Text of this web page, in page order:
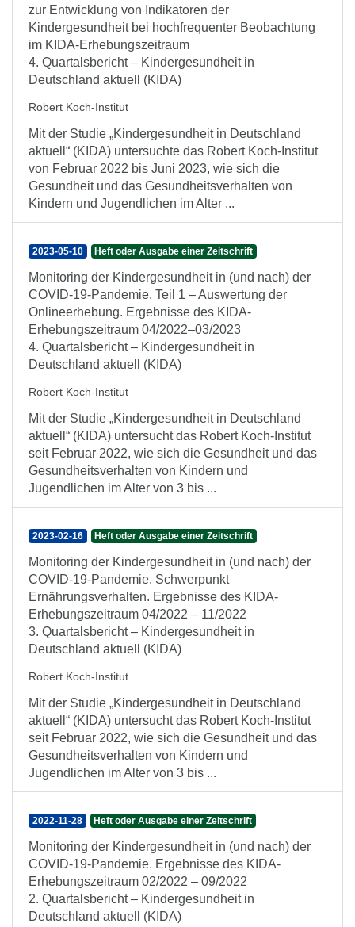
zur Entwicklung von Indikatoren der
Kindergesundheit bei hochfrequenter Beobachtung
im KIDA-Erhebungszeitraum
4. Quartalsbericht – Kindergesundheit in
Deutschland aktuell (KIDA)
Robert Koch-Institut
Mit der Studie „Kindergesundheit in Deutschland
aktuell“ (KIDA) untersuchte das Robert Koch-Institut
von Februar 2022 bis Juni 2023, wie sich die
Gesundheit und das Gesundheitsverhalten von
Kindern und Jugendlichen im Alter ...
2023-05-10 Heft oder Ausgabe einer Zeitschrift
Monitoring der Kindergesundheit in (und nach) der
COVID-19-Pandemie. Teil 1 – Auswertung der
Onlineerhebung. Ergebnisse des KIDA-
Erhebungszeitraum 04/2022–03/2023
4. Quartalsbericht – Kindergesundheit in
Deutschland aktuell (KIDA)
Robert Koch-Institut
Mit der Studie „Kindergesundheit in Deutschland
aktuell“ (KIDA) untersucht das Robert Koch-Institut
seit Februar 2022, wie sich die Gesundheit und das
Gesundheitsverhalten von Kindern und
Jugendlichen im Alter von 3 bis ...
2023-02-16 Heft oder Ausgabe einer Zeitschrift
Monitoring der Kindergesundheit in (und nach) der
COVID-19-Pandemie. Schwerpunkt
Ernährungsverhalten. Ergebnisse des KIDA-
Erhebungszeitraum 04/2022 – 11/2022
3. Quartalsbericht – Kindergesundheit in
Deutschland aktuell (KIDA)
Robert Koch-Institut
Mit der Studie „Kindergesundheit in Deutschland
aktuell“ (KIDA) untersucht das Robert Koch-Institut
seit Februar 2022, wie sich die Gesundheit und das
Gesundheitsverhalten von Kindern und
Jugendlichen im Alter von 3 bis ...
2022-11-28 Heft oder Ausgabe einer Zeitschrift
Monitoring der Kindergesundheit in (und nach) der
COVID-19-Pandemie. Ergebnisse des KIDA-
Erhebungszeitraum 02/2022 – 09/2022
2. Quartalsbericht – Kindergesundheit in
Deutschland aktuell (KIDA)